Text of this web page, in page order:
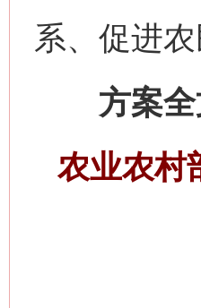
系、促进
方案全
农业农村